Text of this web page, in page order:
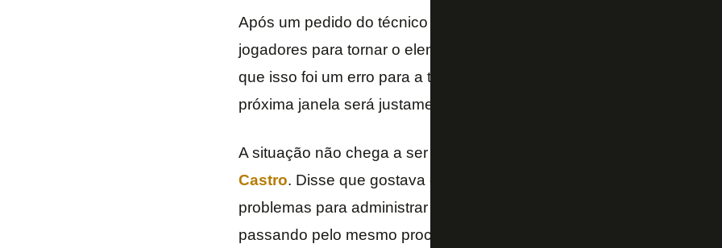
Após um pedido do técnico
jogadores para tornar o elenco mais enxuto. No entanto, a avaliação
que isso foi um erro para a temporada 2024. Tanto que um dos
próxima janela será justamente dar mais profundidade ao grupo.
A situação não chega a ser uma novidade. O mesmo, inclusive,
Castro. Disse que gostava de trabalhar com grupo não tão inchado,
problemas para administrar a situação no famigerado futebol
passando pelo mesmo processo.